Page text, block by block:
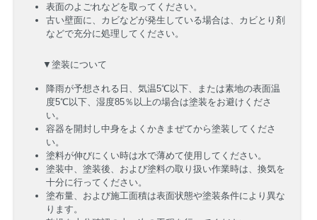
表面のよごれなどを取ってください。
古い壁面に、カビなどが発生している場合は、カビとり剤
などで充分に処理してください。
▼塗装について
降雨が予想される日、気温5℃以下、または素地の表面温
度5℃以下、湿度85％以上の場合は塗装をお避けくださ
い。
容器を開封し中身をよくかきまぜてから塗装してくださ
い。
塗料が伸びにくい時は水で薄めて使用してください。
塗装中、塗装後、および塗料の取り扱い作業時は、換気を
十分に行ってください。
塗布量、および施工面積は表面状態や塗装条件により異な
ります。